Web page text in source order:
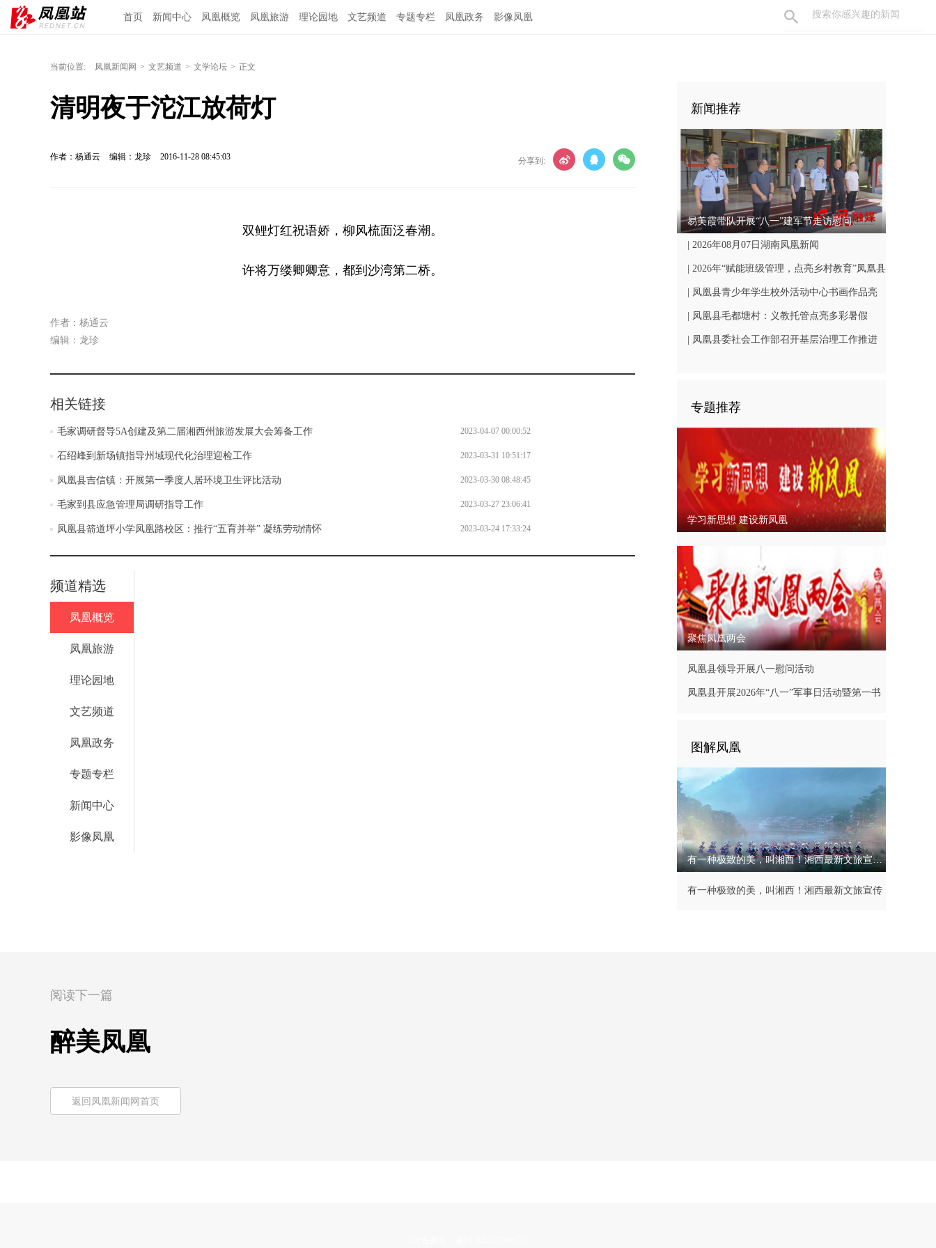
首页 新闻中心 凤凰概览 凤凰旅游 理论园地 文艺频道 专题专栏 凤凰政务 影像凤凰
当前位置: 凤凰新闻网 > 文艺频道 > 文学论坛 > 正文
清明夜于沱江放荷灯
作者：杨通云 编辑：龙珍 2016-11-28 08:45:03 分享到:
双鲤灯红祝语娇，柳风梳面泛春潮。
许将万缕卿卿意，都到沙湾第二桥。
作者：杨通云
编辑：龙珍
相关链接
毛家调研督导5A创建及第二届湘西州旅游发展大会筹备工作 2023-04-07 00:00:52
石绍峰到新场镇指导州域现代化治理迎检工作 2023-03-31 10:51:17
凤凰县吉信镇：开展第一季度人居环境卫生评比活动 2023-03-30 08:48:45
毛家到县应急管理局调研指导工作 2023-03-27 23:06:41
凤凰县箭道坪小学凤凰路校区：推行“五育并举” 凝练劳动情怀 2023-03-24 17:33:24
频道精选
凤凰概览
凤凰旅游
理论园地
文艺频道
凤凰政务
专题专栏
新闻中心
影像凤凰
新闻推荐
易美霞带队开展“八一”建军节走访慰问
| 2026年08月07日湖南凤凰新闻
| 2026年“赋能班级管理，点亮乡村教育”凤凰县
中小学骨干班主任国培计划开班仪式顺利举行
（B1402-3）
| 凤凰县青少年学生校外活动中心书画作品亮
相凤凰古城从文广场
| 凤凰县毛都塘村：义教托管点亮多彩暑假
| 凤凰县委社会工作部召开基层治理工作推进
专题推荐
学习新思想 建设新凤凰
聚焦凤凰两会
凤凰县领导开展八一慰问活动
凤凰县开展2026年“八一”军事日活动暨第一书
图解凤凰
有一种极致的美，叫湘西！湘西最新文旅宣传片
有一种极致的美，叫湘西！湘西最新文旅宣传
阅读下一篇
醉美凤凰
返回凤凰新闻网首页